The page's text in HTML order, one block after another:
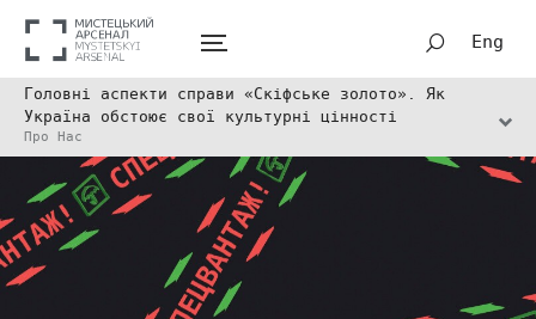
Eng
Головні аспекти справи «Скіфське золото». Як
Україна обстоює свої культурні цінності
Про Нас